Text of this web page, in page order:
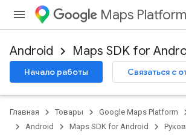
Maps Platform
Android Maps SDK for
Начало работы Связаться с
Главная Товары Google Maps Platform
Android
Maps SDK for Android